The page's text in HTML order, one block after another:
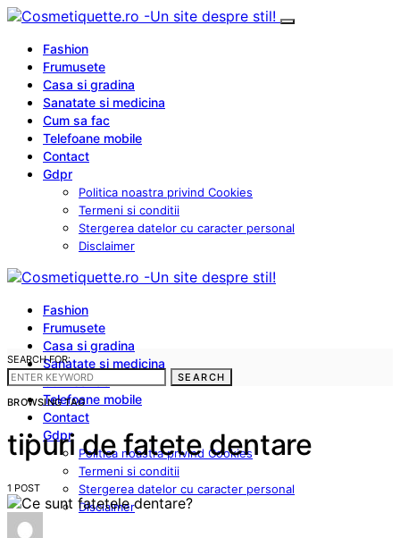
Fashion
Frumusete
Casa si gradina
Sanatate si medicina
Cum sa fac
Telefoane mobile
Contact
Gdpr
Politica noastra privind Cookies
Termeni si conditii
Stergerea datelor cu caracter personal
Disclaimer
Fashion
Frumusete
Casa si gradina
Sanatate si medicina
Cum sa fac
Telefoane mobile
Contact
Gdpr
Politica noastra privind Cookies
Termeni si conditii
Stergerea datelor cu caracter personal
Disclaimer
SEARCH FOR:
SEARCH
BROWSING TAG
tipuri de fatete dentare
1 POST